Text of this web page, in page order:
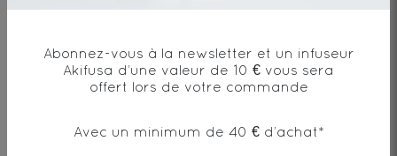
Envie de changement?
vous aimerez aussi...
Abonnez-vous à la newsletter et un infuseur
Akifusa d’une valeur de 10 € vous sera
offert lors de votre commande
Avec un minimum de 40 € d’achat*